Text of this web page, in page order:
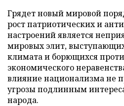
Грядет новый мировой
рост патриотических и
настроений является
мировых элит,
климата и борющихся
экономического
влияние национализма не
угрозы подлинным
народа.